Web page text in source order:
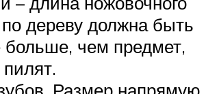
дереву должна быть
больше, чем предмет,